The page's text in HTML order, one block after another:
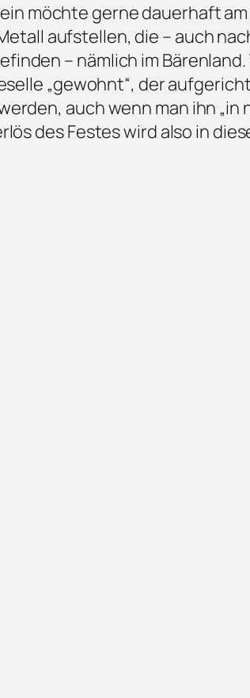
möchte gerne dauerhaft am
aufstellen, die – auch
– nämlich im Bärenland.
„gewohnt“, der
auch wenn man ihn „in
des Festes wird also in